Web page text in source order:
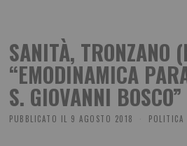
SANITÀ, TRONZANO
“EMODINAMICA
S. GIOVANNI BOSCO”
PUBBLICATO IL 9 AGOSTO 2018 POLITICA